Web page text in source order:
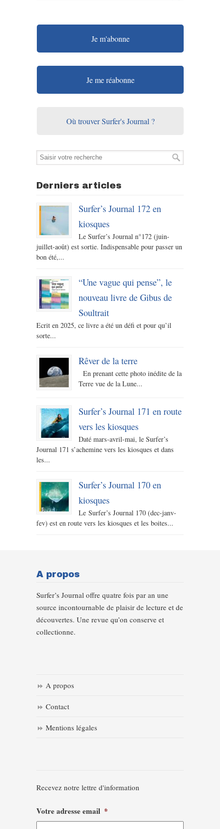
Je m'abonne
Je me réabonne
Où trouver Surfer's Journal ?
Derniers articles
Surfer’s Journal 172 en
kiosques
Le Surfer’s Journal n°172 (juin-
juillet-août) est sortie. Indispensable pour passer un
bon été,...
“Une vague qui pense”, le
nouveau livre de Gibus de
Soultrait
Ecrit en 2025, ce livre a été un défi et pour qu’il
sorte...
Rêver de la terre
En prenant cette photo inédite de la
Terre vue de la Lune...
Surfer’s Journal 171 en route
vers les kiosques
Daté mars-avril-mai, le Surfer’s
Journal 171 s’achemine vers les kiosques et dans
les...
Surfer’s Journal 170 en
kiosques
Le Surfer’s Journal 170 (dec-janv-
fev) est en route vers les kiosques et les boites...
A propos
Surfer’s Journal offre quatre fois par an une
source incontournable de plaisir de lecture et de
découvertes. Une revue qu’on conserve et
collectionne.
A propos
Contact
Mentions légales
Recevez notre lettre d'information
Votre adresse email *